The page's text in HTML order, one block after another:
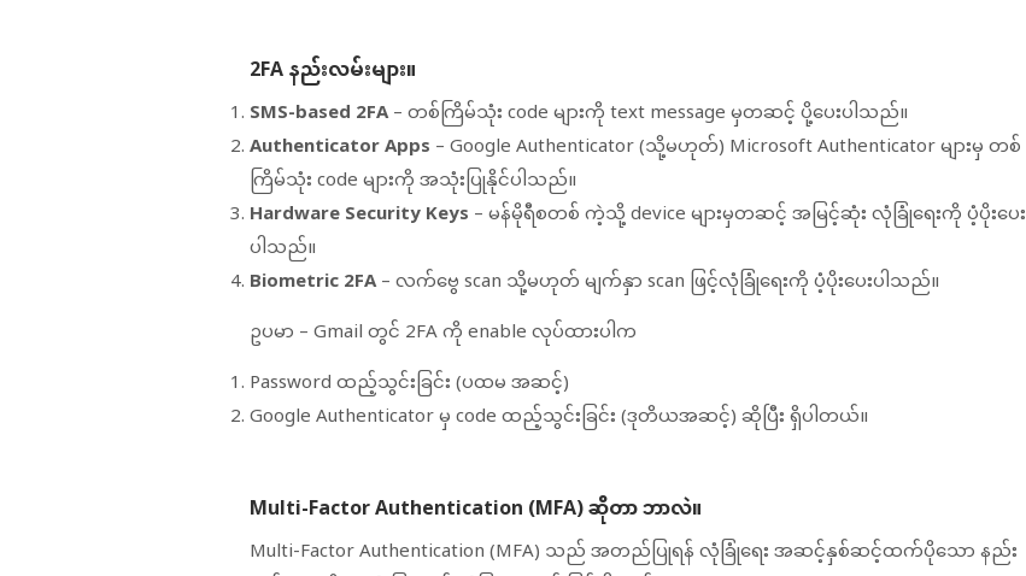
2FA နည်းလမ်းများ။
SMS-based 2FA– တစ်ကြိမ်သုံး code များကို text message မှတဆင့် ပို့ပေးပါသည်။
Authenticator Apps– Google Authenticator (သို့မဟုတ်) Microsoft Authenticator များမှ တစ်
ကြိမ်သုံး code များကို အသုံးပြုနိုင်ပါသည်။
Hardware Security Keys– မန်မိုရီစတစ် ကဲ့သို့ device များမှတဆင့် အမြင့်ဆုံး လုံခြုံရေးကို ပံ့ပိုးပေး
ပါသည်။
Biometric 2FA– လက်ဗွေ scan သို့မဟုတ် မျက်နှာ scan ဖြင့်လုံခြုံ‌ရေးကို ပံ့ပိုးပေးပါသည်။
ဥပမာ – Gmail တွင် 2FA ကို enable လုပ်ထားပါက
Password ထည့်သွင်းခြင်း (ပထမ အဆင့်)
Google Authenticator မှ code ထည့်သွင်းခြင်း (ဒုတိယအဆင့်) ဆိုပြီး ရှိပါတယ်။
Multi-Factor Authentication (MFA) ဆိုတာ ဘာလဲ။
Multi-Factor Authentication (MFA) သည် အတည်ပြုရန် လုံခြုံရေး အဆင့်နှစ်ဆင့်ထက်ပိုသော နည်း